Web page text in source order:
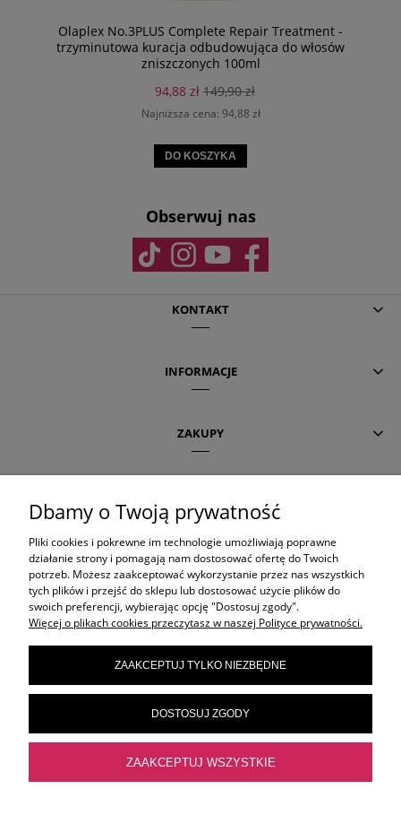
Olaplex No.3PLUS Complete Repair Treatment -
trzyminutowa kuracja odbudowująca do włosów
zniszczonych 100ml
94,88 zł 149,90 zł
Najniższa cena: 94,88 zł
DO KOSZYKA
Obserwuj nas
KONTAKT
INFORMACJE
ZAKUPY
AKTUALNE TEMATY
OLAPLEX
ELEVEN AUSTRALIA
Dbamy o Twoją prywatność
Pliki cookies i pokrewne im technologie umożliwiają poprawne
działanie strony i pomagają nam dostosować ofertę do Twoich
potrzeb. Możesz zaakceptować wykorzystanie przez nas wszystkich
tych plików i przejść do sklepu lub dostosować użycie plików do
swoich preferencji, wybierając opcję "Dostosuj zgody".
Więcej o plikach cookies przeczytasz w naszej Polityce prywatności.
ZAAKCEPTUJ TYLKO NIEZBĘDNE
DOSTOSUJ ZGODY
ZAAKCEPTUJ WSZYSTKIE